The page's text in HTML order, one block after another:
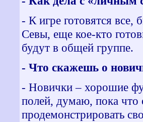
- К игре готовятся все,
Севы, еще кое-кто
будут в общей группе.
- Что скажешь о
- Новички – хорошие
полей, думаю, пока что
продемонстрировать